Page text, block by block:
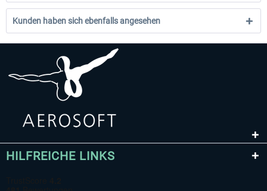
Kunden haben sich ebenfalls angesehen
HILFREICHE LINKS